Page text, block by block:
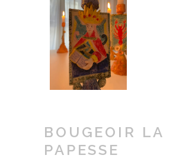
BOUGEOIR LA
PAPESSE